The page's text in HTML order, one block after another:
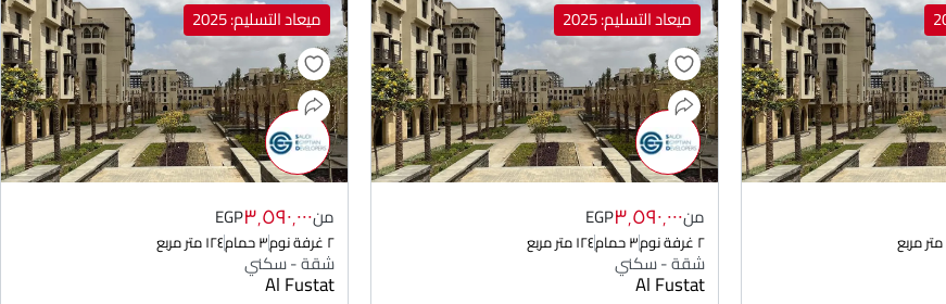
ميعاد التسليم: 2025
من٣٬٥٩٠٬٠٠٠EGP
٢ غرفة نوم ٣ حمام ١٢٤ متر مربع
شقة - سكني
Al Fustat
ميعاد التسليم: 2025
من٣٬٥٩٠٬٠٠٠EGP
٢ غرفة نوم ٣ حمام ١٢٤ متر مربع
شقة - سكني
Al Fustat